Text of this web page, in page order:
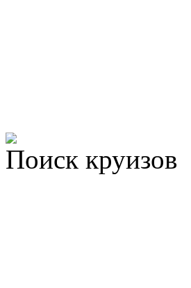
Поиск круизов